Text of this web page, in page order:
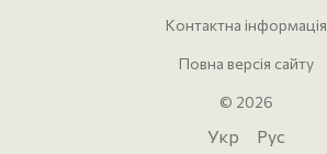
Контактна інформація
Повна версія сайту
© 2026
Укр Рус